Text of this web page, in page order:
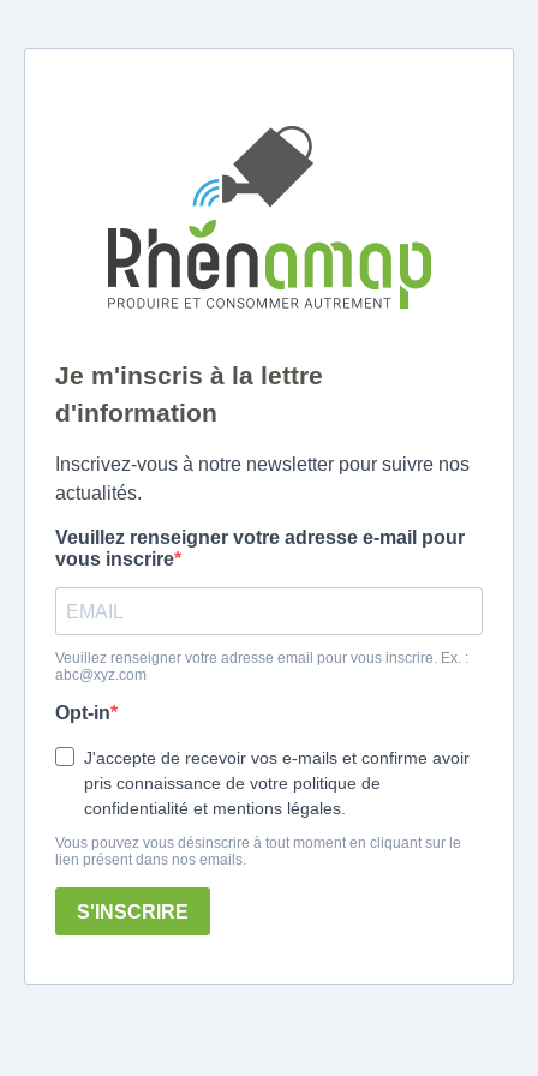
Je m'inscris à la lettre
d'information
Inscrivez-vous à notre newsletter pour suivre nos
actualités.
Veuillez renseigner votre adresse e-mail pour
vous inscrire
Veuillez renseigner votre adresse email pour vous inscrire. Ex. :
abc@xyz.com
Opt-in
J'accepte de recevoir vos e-mails et confirme avoir
pris connaissance de votre politique de
confidentialité et mentions légales.
Vous pouvez vous désinscrire à tout moment en cliquant sur le
lien présent dans nos emails.
S'INSCRIRE